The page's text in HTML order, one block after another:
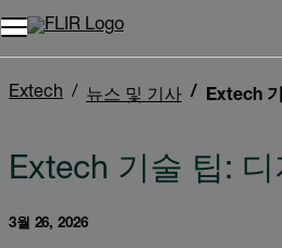
Extech 뉴스 및 기사 Extech
Extech 기술 팁: 디
3월 26, 2026